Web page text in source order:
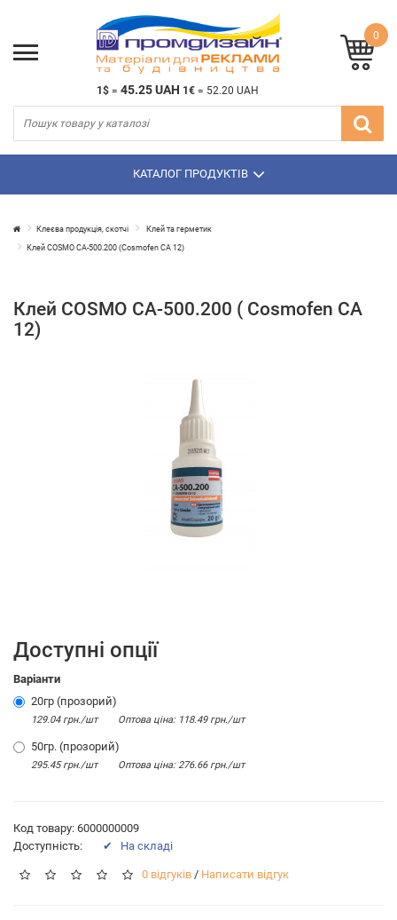
1$ = 45.25 UAH 1€ = 52.20 UAH
0
КАТАЛОГ ПРОДУКТІВ
Клеєва продукція, скотчі Клей та герметик
Клей COSMO CA-500.200 (Cosmofen CA 12)
Клей COSMO CA-500.200 ( Cosmofen CA
12)
Доступні опції
Варіанти
20гр (прозорий)
129.04 грн./шт Оптова цiна: 118.49 грн./шт
50гр. (прозорий)
295.45 грн./шт Оптова цiна: 276.66 грн./шт
Код товару: 6000000009
Доступність:
✔ На складі
0 відгуків / Написати відгук